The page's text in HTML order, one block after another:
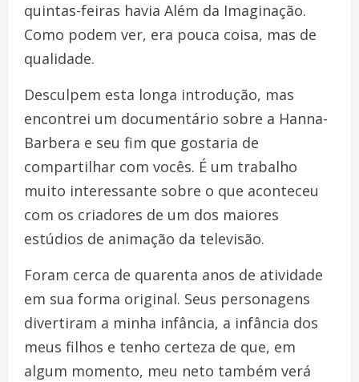
quintas-feiras havia Além da Imaginação.
Como podem ver, era pouca coisa, mas de
qualidade.
Desculpem esta longa introdução, mas
encontrei um documentário sobre a Hanna-
Barbera e seu fim que gostaria de
compartilhar com vocês. É um trabalho
muito interessante sobre o que aconteceu
com os criadores de um dos maiores
estúdios de animação da televisão.
Foram cerca de quarenta anos de atividade
em sua forma original. Seus personagens
divertiram a minha infância, a infância dos
meus filhos e tenho certeza de que, em
algum momento, meu neto também verá